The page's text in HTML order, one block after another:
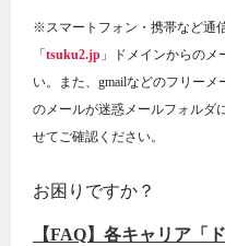
※スマートフォン・携帯など通
「 tsuku2.jp 」ドメインからの
い。また、gmailなどのフリーメ
のメールが迷惑メールフォルダ
せてご確認ください。
お困りですか？
【FAQ】各キャリア「